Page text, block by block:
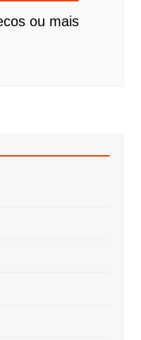
ou mais